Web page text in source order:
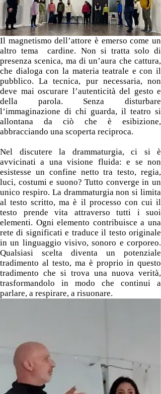
Il magnetismo dell’attore è emerso come un
altro tema cardine. Non si tratta solo di
presenza scenica, ma di un’aura che cattura,
che dialoga con la materia teatrale e con il
pubblico. La tecnica, pur necessaria, non
deve mai oscurare l’autenticità del gesto e
della parola. Senza disturbare
l’immaginazione di chi guarda, il teatro si
allontana da ciò che è esibizione,
abbracciando una scoperta reciproca.
Nel discutere la drammaturgia, ci si è
avvicinati a una visione fluida: e se non
esistesse un confine netto tra testo, regia,
luci, costumi e suono? Tutto converge in un
unico respiro. La drammaturgia non si limita
al testo scritto, ma è il processo con cui il
testo prende vita attraverso tutti i suoi
elementi. Ogni elemento contribuisce a una
rete di significati e traduce il testo originale
in un linguaggio visivo, sonoro e corporeo.
Qualsiasi scelta diventa un potenziale
tradimento al testo, ma è proprio in questo
tradimento che si trova una nuova verità,
trasformandolo in modo che continui a
parlare, a respirare, a risuonare.